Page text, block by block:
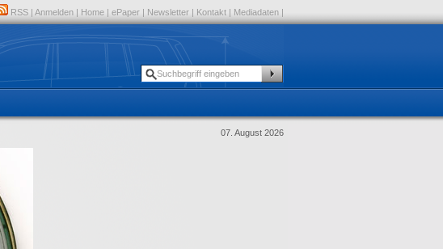
RSS | Anmelden | Home | ePaper | Newsletter | Kontakt | Mediadaten |
07. August 2026